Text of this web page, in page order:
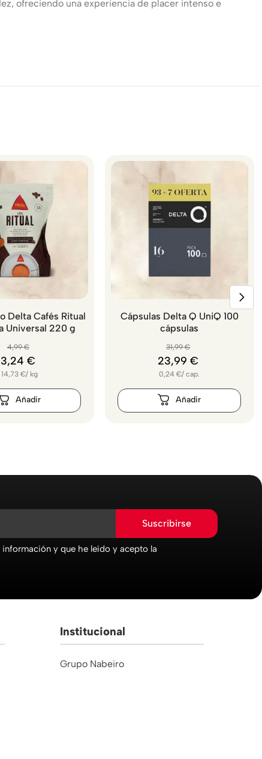
ofreciendo una experiencia de placer intenso e
Delta Cafés Ritual
Universal 220 g
4,99 €
3,24 €
14,73 €/ kg
Cápsulas Delta Q UniQ 100
cápsulas
31,99 €
23,99 €
0,24 €/cap.
Suscribirse
y que he leído y acepto la
Institucional
Grupo Nabeiro